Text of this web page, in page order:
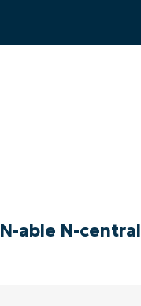
N-able N-central